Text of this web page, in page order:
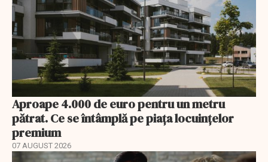
Aproape 4.000 de euro pentru un metru
pătrat. Ce se întâmplă pe piața locuințelor
premium
07 AUGUST 2026